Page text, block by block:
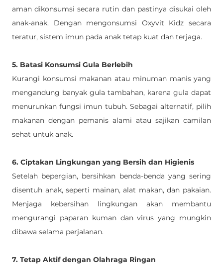
aman dikonsumsi secara rutin dan pastinya disukai oleh
anak-anak. Dengan mengonsumsi Oxyvit Kidz secara
teratur, sistem imun pada anak tetap kuat dan terjaga.
5. Batasi Konsumsi Gula Berlebih
Kurangi konsumsi makanan atau minuman manis yang
mengandung banyak gula tambahan, karena gula dapat
menurunkan fungsi imun tubuh. Sebagai alternatif, pilih
makanan dengan pemanis alami atau sajikan camilan
sehat untuk anak.
6. Ciptakan Lingkungan yang Bersih dan Higienis
Setelah bepergian, bersihkan benda-benda yang sering
disentuh anak, seperti mainan, alat makan, dan pakaian.
Menjaga kebersihan lingkungan akan membantu
mengurangi paparan kuman dan virus yang mungkin
dibawa selama perjalanan.
7. Tetap Aktif dengan Olahraga Ringan